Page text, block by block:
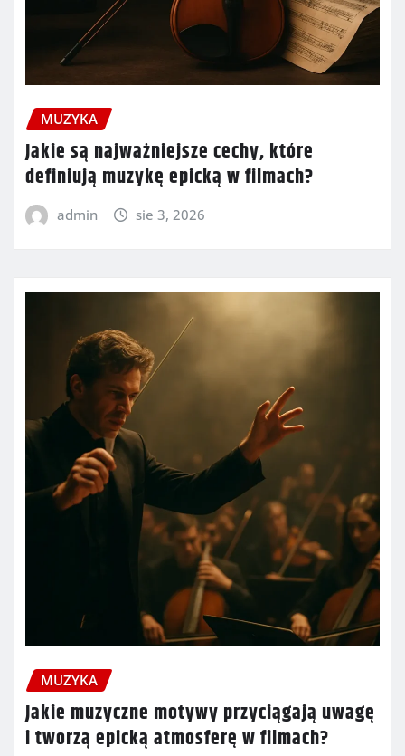
MUZYKA
Jakie są najważniejsze cechy, które
definiują muzykę epicką w filmach?
admin sie 3, 2026
MUZYKA
Jakie muzyczne motywy przyciągają uwagę
i tworzą epicką atmosferę w filmach?